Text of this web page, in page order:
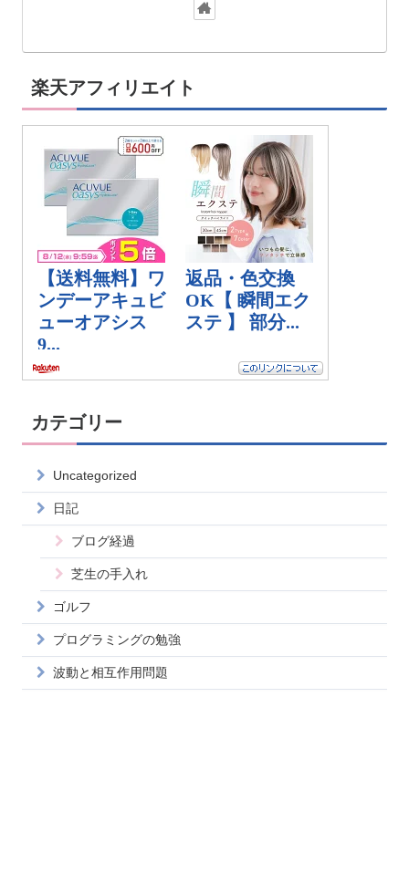
楽天アフィリエイト
カテゴリー
Uncategorized
日記
ブログ経過
芝生の手入れ
ゴルフ
プログラミングの勉強
波動と相互作用問題